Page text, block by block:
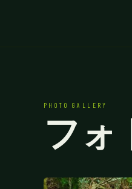
PHOTO GALLERY
フォ